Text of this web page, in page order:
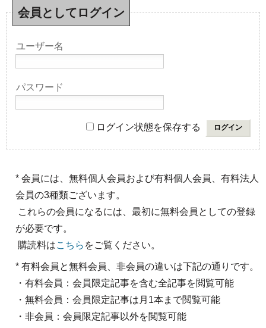
会員としてログイン
ユーザー名
パスワード
ログイン状態を保存する
* 会員には、無料個人会員および有料個人会員、有料法人
会員の3種類ございます。
これらの会員になるには、最初に無料会員としての登録
が必要です。
購読料はこちら をご覧ください。
* 有料会員と無料会員、非会員の違いは下記の通りです。
・有料会員：会員限定記事を含む全記事を閲覧可能
・無料会員：会員限定記事は月1本まで閲覧可能
・非会員：会員限定記事以外を閲覧可能